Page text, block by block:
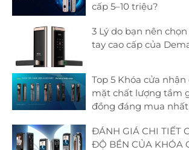
cấp 5–10 triệu?
3 Lý do bạn nên
tay cao cấp của
Top 5 Khóa cửa
mặt chất lượng tầm
đồng đáng mua
ĐÁNH GIÁ CHI TIẾT
ĐỘ BỀN CỦA KHÓA